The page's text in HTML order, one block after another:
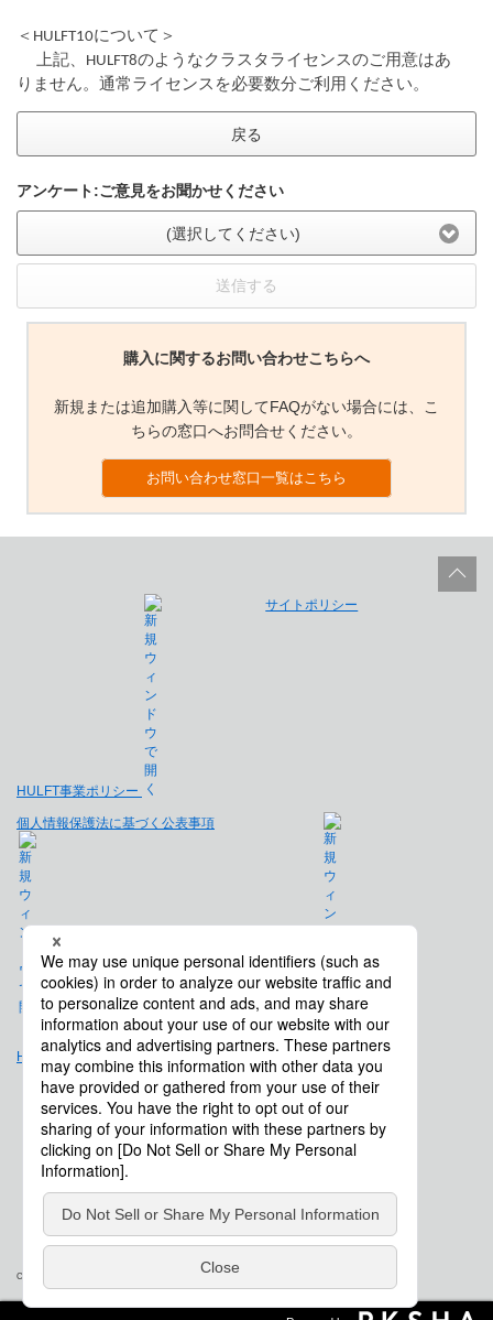
＜HULFT10について＞
上記、HULFT8のようなクラスタライセンスのご用意はあ
りません。通常ライセンスを必要数分ご利用ください。
戻る
アンケート:ご意見をお聞かせください
(選択してください)
送信する
購入に関するお問い合わせこちらへ
新規または追加購入等に関してFAQがない場合には、こ
ちらの窓口へお問合せください。
お問い合わせ窓口一覧はこちら
HULFT事業ポリシー
サイトポリシー
個人情報保護法に基づく公表事項
免責事項
Hulft.com
会社概要
Copyright © Saison Technology Co., Ltd. All Rights Reserved.